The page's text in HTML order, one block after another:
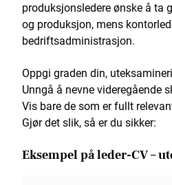
produksjonsledere ønske å ta
og produksjon, mens
bedriftsadministrasjon.
Oppgi graden din,
Unngå å nevne videregående
Vis bare de som er fullt
Gjør det slik, så er du sikker:
Eksempel på leder-CV –